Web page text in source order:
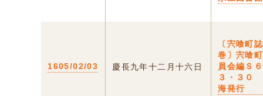
1605/02/03 慶長九年十二月十六日
〔宍喰町
巻〕宍喰
員会編Ｓ
３・３０
海発行